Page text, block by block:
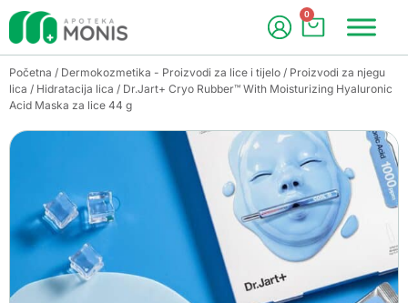
0
Početna / Dermokozmetika - Proizvodi za lice i tijelo / Proizvodi za njegu
lica / Hidratacija lica / Dr.Jart+ Cryo Rubber™ With Moisturizing Hyaluronic
Acid Maska za lice 44 g